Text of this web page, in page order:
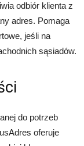
odbiór klienta z
adres. Pomaga
jeśli na
sąsiadów.
do potrzeb
oferuje